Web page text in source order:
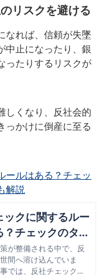
リスクを避ける
なれば、信頼が失墜
中止になったり、銀
ったりするリスクが
しくなり、反社会的
っかけに倒産に至る
ールはある？チェッ
解説
ックに関するルー
？チェックのタイ
内の対応手順も
が整備される中で、反
間へ溶け込んでいま
では、反社チェックに